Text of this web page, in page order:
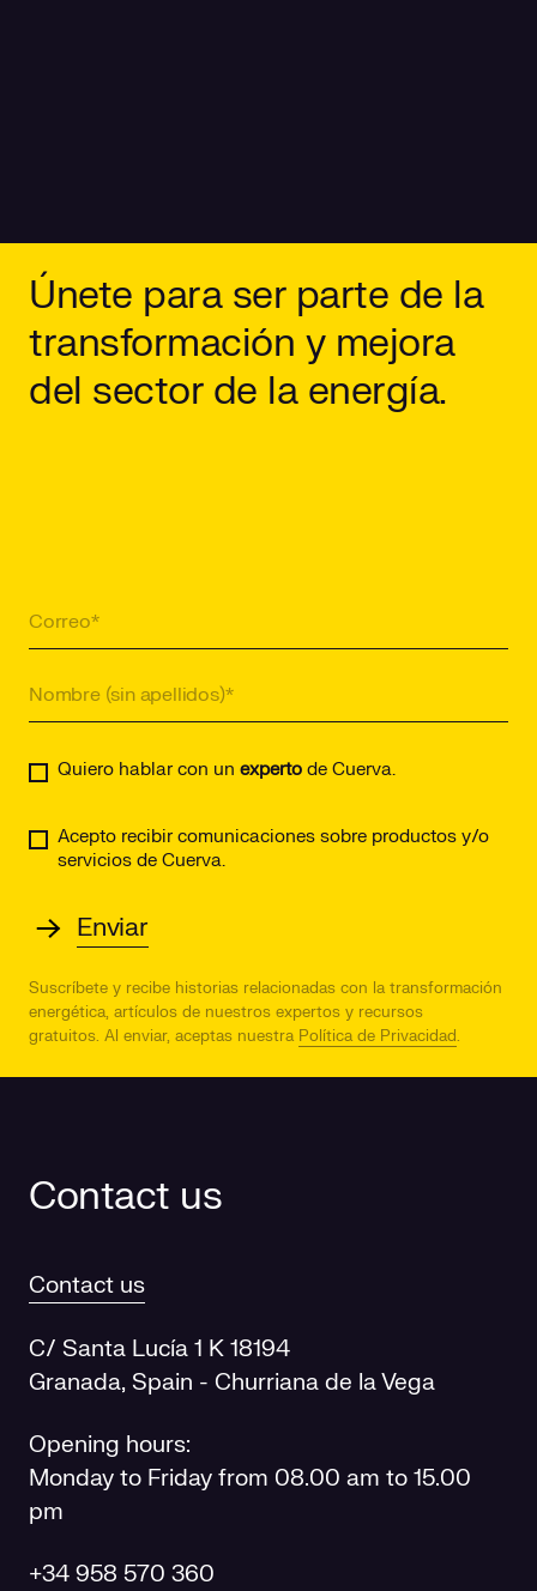
Únete para ser parte de la
transformación y mejora
del sector de la energía.
Quiero hablar con un experto de Cuerva.
Acepto recibir comunicaciones sobre productos y/o
servicios de Cuerva.
Suscríbete y recibe historias relacionadas con la transformación
energética, artículos de nuestros expertos y recursos
gratuitos. Al enviar, aceptas nuestra Política de Privacidad.
Contact us
Contact us
C/ Santa Lucía 1 K 18194
Granada, Spain - Churriana de la Vega
Opening hours:
Monday to Friday from 08.00 am to 15.00
pm
+34 958 570 360